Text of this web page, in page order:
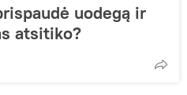
uodegą ir
atsitiko?